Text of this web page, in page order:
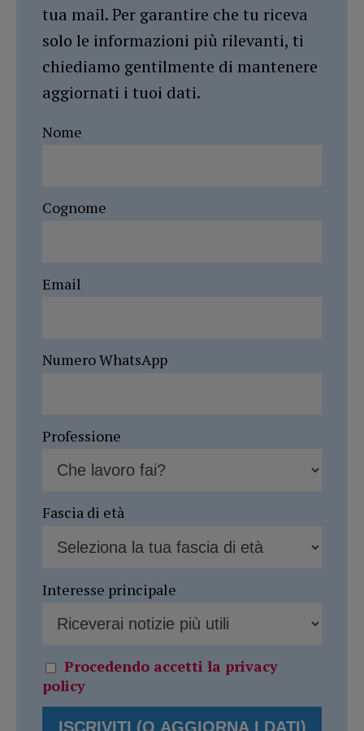
tua mail. Per garantire che tu riceva
solo le informazioni più rilevanti, ti
chiediamo gentilmente di mantenere
aggiornati i tuoi dati.
Nome
Cognome
Email
Numero WhatsApp
Professione
Fascia di età
Interesse principale
Procedendo accetti la privacy
policy